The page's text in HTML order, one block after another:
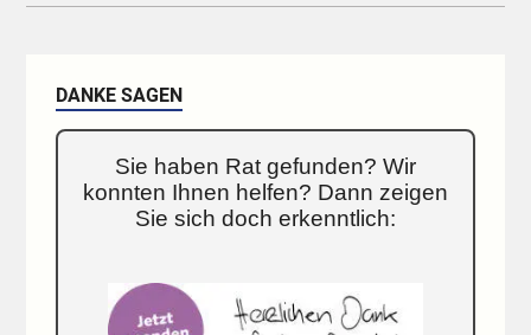
DANKE SAGEN
Sie haben Rat gefunden? Wir
konnten Ihnen helfen? Dann zeigen
Sie sich doch erkenntlich: